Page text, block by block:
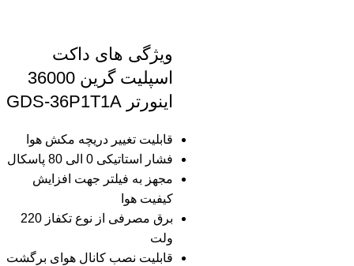
ویژگی های داکت
اسپلیت گرین 36000
اینورتر GDS-36P1T1A
قابلیت تغییر دریچه مکش هوا
فشار استاتیکی 0 الی 80 پاسکال
مجهز به فیلتر جهت افزایش
کیفیت هوا
برق مصرفی از نوع تکفاز 220
ولت
قابلیت نصب کانال هوای برگشت